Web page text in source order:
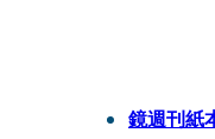
鏡週刊紙